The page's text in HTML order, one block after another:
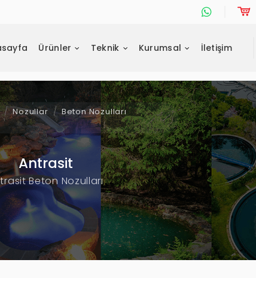
Ürünler Teknik Kurumsal İletişim
Antrasit
Beton Nozulları
Nozullar
Beton Nozulları